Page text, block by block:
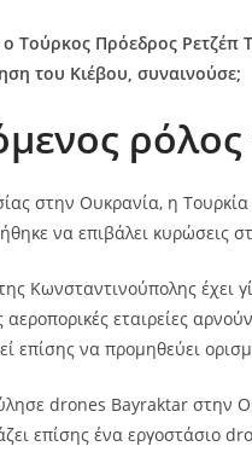
ο Τούρκος Πρόεδρος
του Κιέβου, συναινούσε;
ρόλος
στην Ουκρανία, η
να επιβάλει κυρώσεις
Κωνσταντινούπολης έχει
εταιρείες
επίσης να προμηθεύει
drones Bayraktar στην
επίσης ένα εργοστάσιο